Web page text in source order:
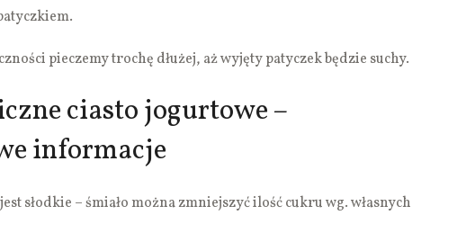
pieczemy trochę dłużej, aż wyjęty patyczek będzie suchy.
ciasto jogurtowe –
informacje
słodkie – śmiało można zmniejszyć ilość cukru wg. własnych